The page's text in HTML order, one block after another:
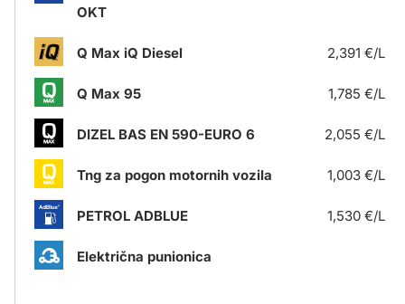
OKT
Q Max iQ Diesel 2,391 €/L
Q Max 95 1,785 €/L
DIZEL BAS EN 590-EURO 6 2,055 €/L
Tng za pogon motornih vozila 1,003 €/L
PETROL ADBLUE 1,530 €/L
Električna punionica